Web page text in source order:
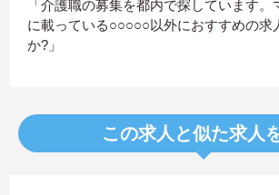
「介護職の募集を都内で探しています
に載っている○○○○○以外におすすめの求
か?」
この求人と似た求人